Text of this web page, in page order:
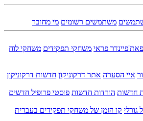
משתמשים רשומים מי מחובר
פראי משחקי תפקידים משחקי לוח
איי הסערה אתר דרקוניקון חדשות דרקוניקון
חדשות הורדות חדשות פוסטי פרופיל חדשים
גורלי קו הזמן של משחקי תפקידים בעברית